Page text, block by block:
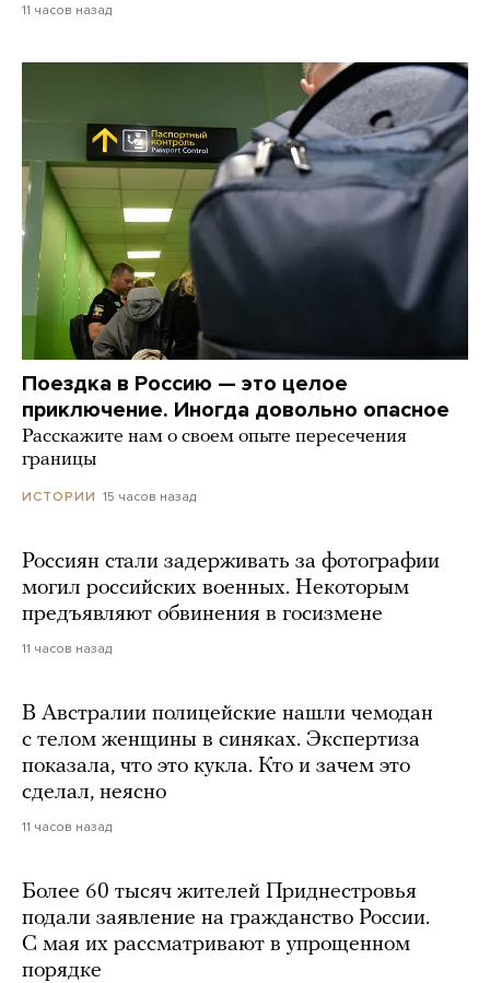
11 часов назад
Поездка в Россию — это целое
приключение. Иногда довольно опасное
Расскажите нам о своем опыте пересечения
границы
ИСТОРИИ 15 часов назад
Россиян стали задерживать за фотографии
могил российских военных. Некоторым
предъявляют обвинения в госизмене
11 часов назад
В Австралии полицейские нашли чемодан
с телом женщины в синяках. Экспертиза
показала, что это кукла. Кто и зачем это
сделал, неясно
11 часов назад
Более 60 тысяч жителей Приднестровья
подали заявление на гражданство России.
С мая их рассматривают в упрощенном
порядке